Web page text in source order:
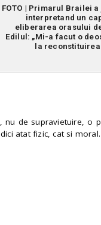
FOTO | Primarul Brailei
interpretand un
eliberarea orasului
Edilul: „Mi-a facut o
la
de supravietuire, o
atat fizic, cat si moral.